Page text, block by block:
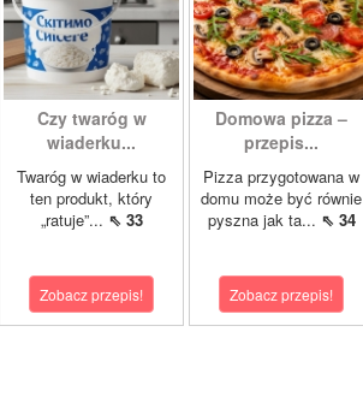
Czy twaróg w
wiaderku...
Twaróg w wiaderku to
ten produkt, który
„ratuje”... ⇖ 33
Zobacz przepis!
Domowa pizza –
przepis...
Pizza przygotowana w
domu może być równie
pyszna jak ta... ⇖ 34
Zobacz przepis!